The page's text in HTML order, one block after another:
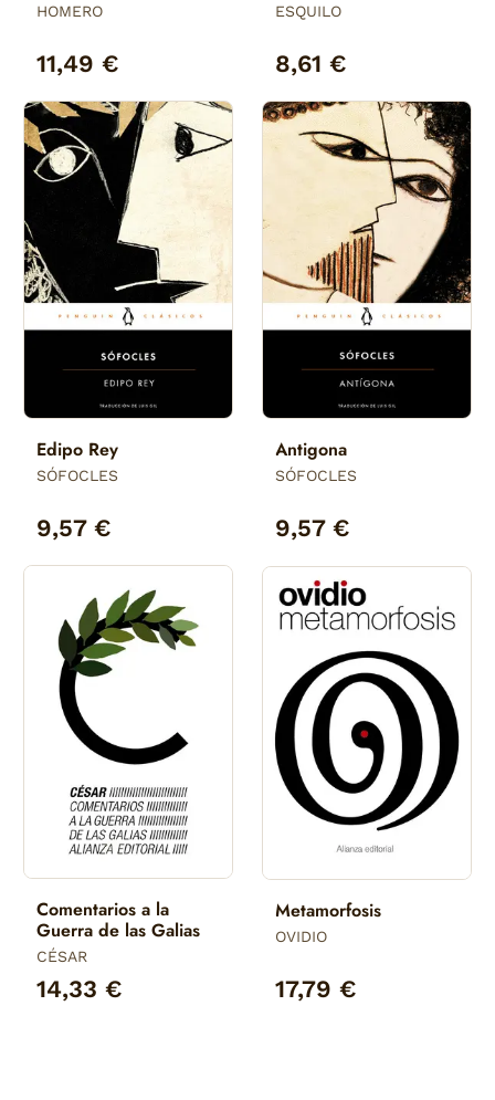
HOMERO
11,49 €
ESQUILO
8,61 €
Edipo Rey
SÓFOCLES
9,57 €
Antigona
SÓFOCLES
9,57 €
Comentarios a la
Guerra de las Galias
CÉSAR
14,33 €
Metamorfosis
OVIDIO
17,79 €